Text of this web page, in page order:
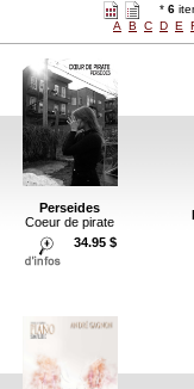
* 6
A
B C D E
Perseides
Coeur de pirate
34.95 $